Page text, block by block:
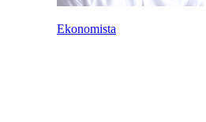
Ekonomista